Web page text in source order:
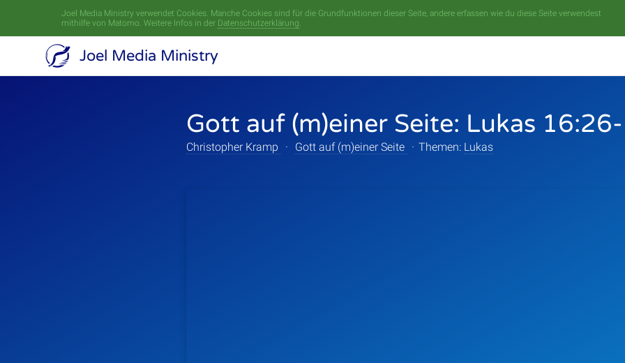
Joel Media Ministry verwendet Cookies. Manche Cookies sind für die Grundfunktionen dieser Seite, andere erfassen wie du diese Seite verwendest
mithilfe von Matomo. Weitere Infos in der Datenschutzerklärung.
Joel Media Ministry
Gott auf (m)einer Seite: Lukas
Christopher Kramp · Gott auf (m)einer Seite · Themen: Lukas